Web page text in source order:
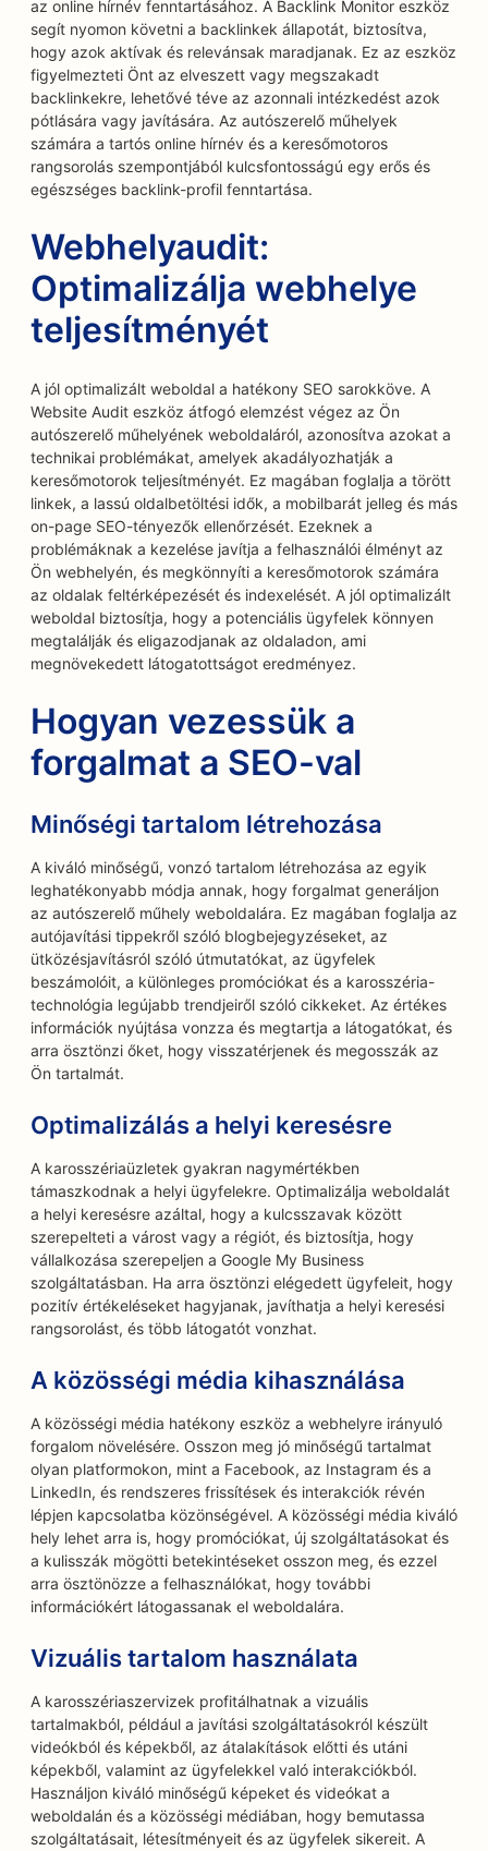
az online hírnév fenntartásához. A Backlink Monitor eszköz
segít nyomon követni a backlinkek állapotát, biztosítva,
hogy azok aktívak és relevánsak maradjanak. Ez az eszköz
figyelmezteti Önt az elveszett vagy megszakadt
backlinkekre, lehetővé téve az azonnali intézkedést azok
pótlására vagy javítására. Az autószerelő műhelyek
számára a tartós online hírnév és a keresőmotoros
rangsorolás szempontjából kulcsfontosságú egy erős és
egészséges backlink-profil fenntartása.
Webhelyaudit:
Optimalizálja webhelye
teljesítményét
A jól optimalizált weboldal a hatékony SEO sarokköve. A
Website Audit eszköz átfogó elemzést végez az Ön
autószerelő műhelyének weboldaláról, azonosítva azokat a
technikai problémákat, amelyek akadályozhatják a
keresőmotorok teljesítményét. Ez magában foglalja a törött
linkek, a lassú oldalbetöltési idők, a mobilbarát jelleg és más
on-page SEO-tényezők ellenőrzését. Ezeknek a
problémáknak a kezelése javítja a felhasználói élményt az
Ön webhelyén, és megkönnyíti a keresőmotorok számára
az oldalak feltérképezését és indexelését. A jól optimalizált
weboldal biztosítja, hogy a potenciális ügyfelek könnyen
megtalálják és eligazodjanak az oldaladon, ami
megnövekedett látogatottságot eredményez.
Hogyan vezessük a
forgalmat a SEO-val
Minőségi tartalom létrehozása
A kiváló minőségű, vonzó tartalom létrehozása az egyik
leghatékonyabb módja annak, hogy forgalmat generáljon
az autószerelő műhely weboldalára. Ez magában foglalja az
autójavítási tippekről szóló blogbejegyzéseket, az
ütközésjavításról szóló útmutatókat, az ügyfelek
beszámolóit, a különleges promóciókat és a karosszéria-
technológia legújabb trendjeiről szóló cikkeket. Az értékes
információk nyújtása vonzza és megtartja a látogatókat, és
arra ösztönzi őket, hogy visszatérjenek és megosszák az
Ön tartalmát.
Optimalizálás a helyi keresésre
A karosszériaüzletek gyakran nagymértékben
támaszkodnak a helyi ügyfelekre. Optimalizálja weboldalát
a helyi keresésre azáltal, hogy a kulcsszavak között
szerepelteti a várost vagy a régiót, és biztosítja, hogy
vállalkozása szerepeljen a Google My Business
szolgáltatásban. Ha arra ösztönzi elégedett ügyfeleit, hogy
pozitív értékeléseket hagyjanak, javíthatja a helyi keresési
rangsorolást, és több látogatót vonzhat.
A közösségi média kihasználása
A közösségi média hatékony eszköz a webhelyre irányuló
forgalom növelésére. Osszon meg jó minőségű tartalmat
olyan platformokon, mint a Facebook, az Instagram és a
LinkedIn, és rendszeres frissítések és interakciók révén
lépjen kapcsolatba közönségével. A közösségi média kiváló
hely lehet arra is, hogy promóciókat, új szolgáltatásokat és
a kulisszák mögötti betekintéseket osszon meg, és ezzel
arra ösztönözze a felhasználókat, hogy további
információkért látogassanak el weboldalára.
Vizuális tartalom használata
A karosszériaszervizek profitálhatnak a vizuális
tartalmakból, például a javítási szolgáltatásokról készült
videókból és képekből, az átalakítások előtti és utáni
képekből, valamint az ügyfelekkel való interakciókból.
Használjon kiváló minőségű képeket és videókat a
weboldalán és a közösségi médiában, hogy bemutassa
szolgáltatásait, létesítményeit és az ügyfelek sikereit. A